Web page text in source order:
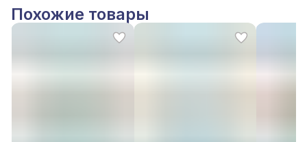
Похожие товары